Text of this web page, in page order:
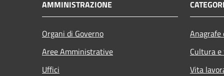
AMMINISTRAZIONE
Organi di Governo
Aree Amministrative
Uffici
Cultura
Vita